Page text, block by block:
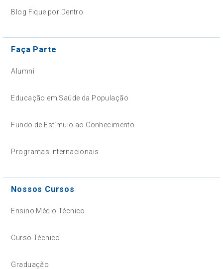
Blog Fique por Dentro
Faça Parte
Alumni
Educação em Saúde da População
Fundo de Estímulo ao Conhecimento
Programas Internacionais
Nossos Cursos
Ensino Médio Técnico
Curso Técnico
Graduação